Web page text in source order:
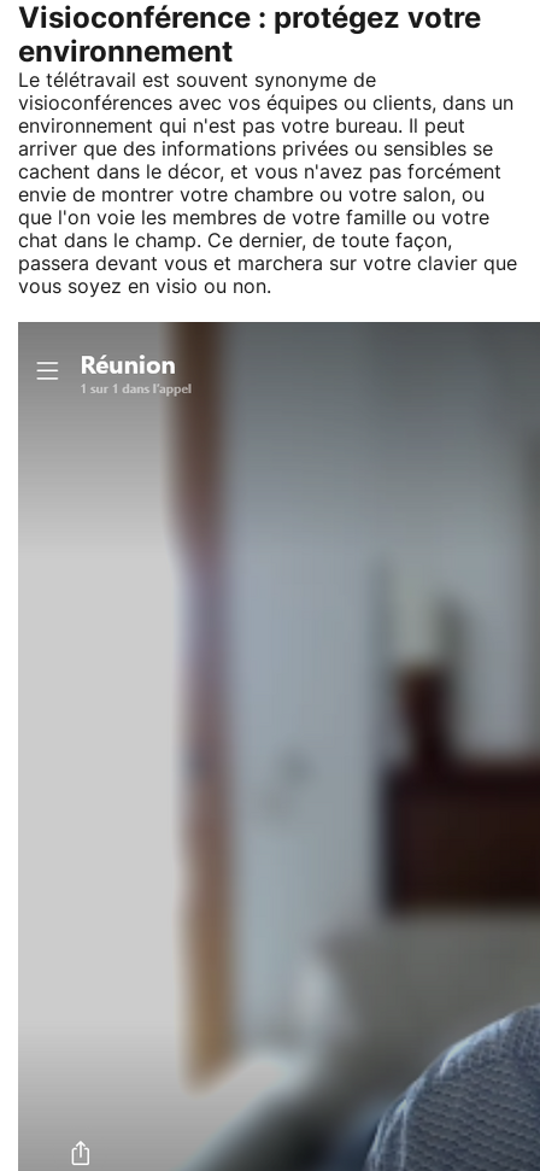
Visioconférence : protégez votre
environnement
Le télétravail est souvent synonyme de
visioconférences avec vos équipes ou clients, dans un
environnement qui n'est pas votre bureau. Il peut
arriver que des informations privées ou sensibles se
cachent dans le décor, et vous n'avez pas forcément
envie de montrer votre chambre ou votre salon, ou
que l'on voie les membres de votre famille ou votre
chat dans le champ. Ce dernier, de toute façon,
passera devant vous et marchera sur votre clavier que
vous soyez en visio ou non.